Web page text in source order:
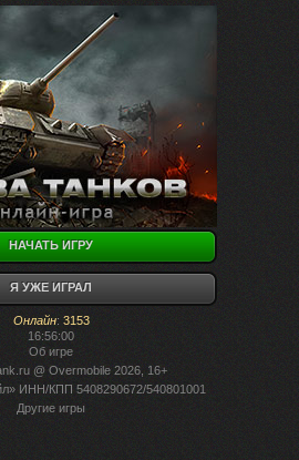
НАЧАТЬ ИГРУ
Я УЖЕ ИГРАЛ
Онлайн: 3153
16:56:00
Об игре
@ Overmobile 2026, 16+
ИНН/КПП 5408290672/540801001
Другие игры